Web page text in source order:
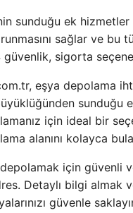
sunduğu ek
sağlar ve bu
güvenlik, sigorta
eşya depolama
için ideal bir
alanını kolayca
depolamak için güvenli
Detaylı bilgi almak
güvenle